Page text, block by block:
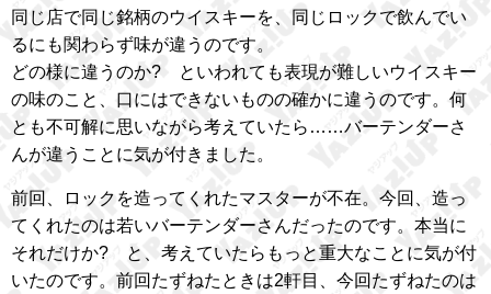
同じ店で同じ銘柄のウイスキーを、同じロックで飲んでい
るにも関わらず味が違うのです。
どの様に違うのか? といわれても表現が難しいウイスキー
の味のこと、口にはできないものの確かに違うのです。何
とも不可解に思いながら考えていたら……バーテンダーさ
んが違うことに気が付きました。
前回、ロックを造ってくれたマスターが不在。今回、造っ
てくれたのは若いバーテンダーさんだったのです。本当に
それだけか? と、考えていたらもっと重大なことに気が付
いたのです。前回たずねたときは2軒目、今回たずねたのは